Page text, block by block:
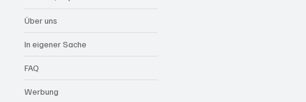
Über uns
In eigener Sache
FAQ
Werbung